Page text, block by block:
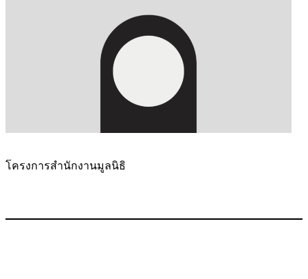
โครงการสำนักงานมูลนิธิ